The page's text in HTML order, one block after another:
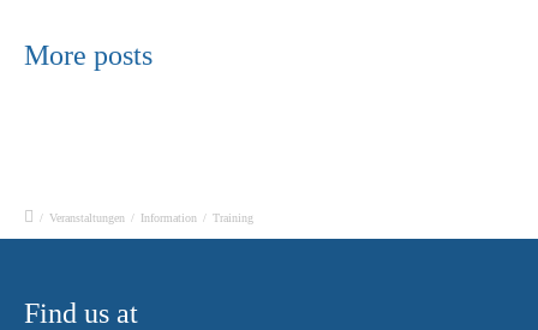
More posts
/ Veranstaltungen / Information / Training
Find us at